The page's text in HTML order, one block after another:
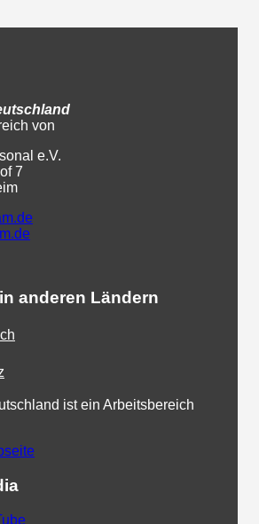
von
e.V.
7
in anderen Ländern
ist ein Arbeitsbereich